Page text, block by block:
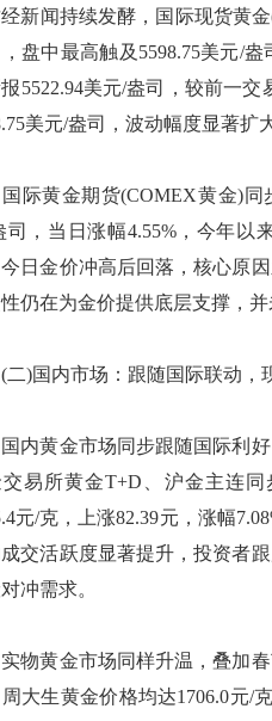
新闻持续发酵，国际现货黄
盘中最高触及5598.75美元/
5522.94美元/盎司，较前一交
美元/盎司，波动幅度显著扩
黄金期货(COMEX黄金)同步
司，当日涨幅4.55%，今年以
日金价冲高后回落，核心原
仍在为金价提供底层支撑，并
国内市场：跟随国际联动，
黄金市场同步跟随国际利好
易所黄金T+D、沪金主连
元/克，上涨82.39元，涨幅
成交活跃度显著提升，投资者
冲需求。
黄金市场同样升温，叠加春
大生黄金价格均达1706.0元/